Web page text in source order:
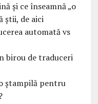
și ce înseamnă „o
știi, de aici
automată vs
birou de traduceri
ștampilă pentru